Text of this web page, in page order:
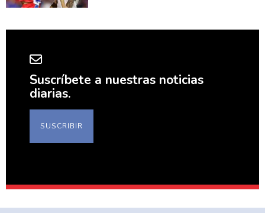
Suscríbete a nuestras noticias
diarias.
SUSCRIBIR